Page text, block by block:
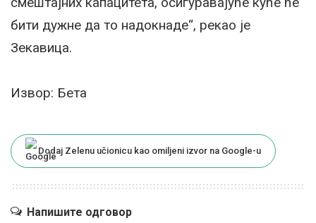
бити дужне да то надокнаде“, рекао је
Зекавица.
Извор: Бета
Dodaj Zelenu učionicu kao omiljeni izvor na Google-u
Напишите одговор